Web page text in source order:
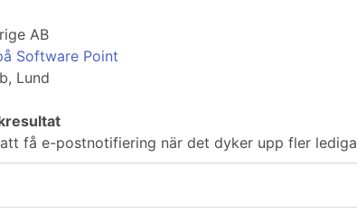
AB
Software Point
Lund
få e-postnotifiering när det dyker upp fler